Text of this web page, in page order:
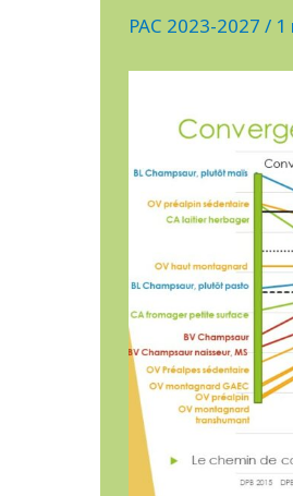
PAC 2023-2027 / 1
NOS